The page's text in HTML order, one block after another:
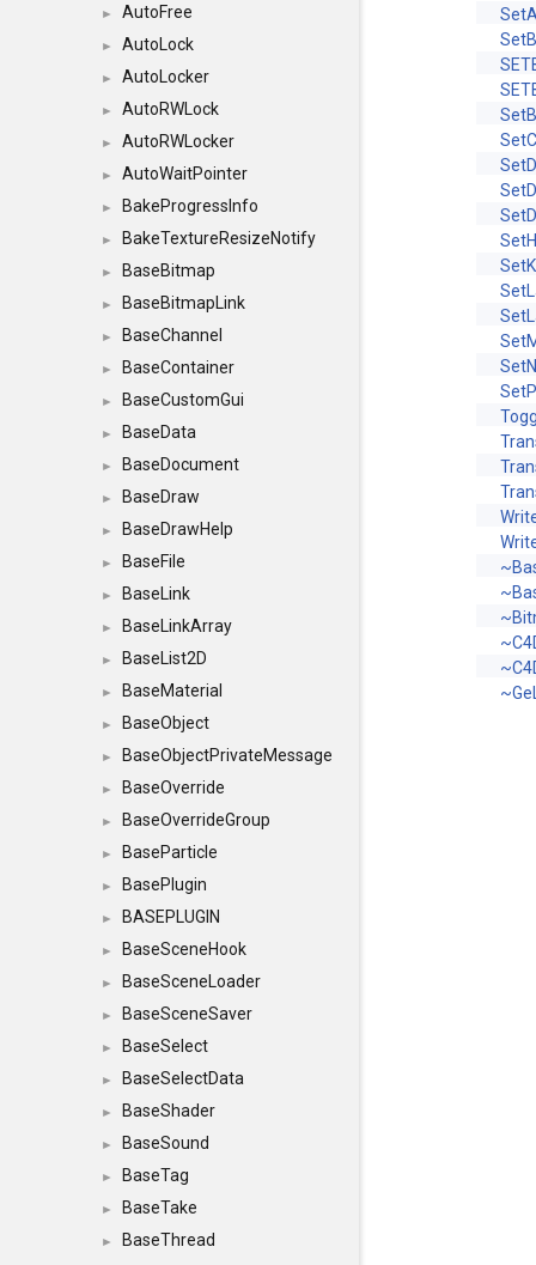
► AutoFree
► AutoLock
► AutoLocker
► AutoRWLock
► AutoRWLocker
► AutoWaitPointer
► BakeProgressInfo
► BakeTextureResizeNotify
► BaseBitmap
► BaseBitmapLink
► BaseChannel
► BaseContainer
► BaseCustomGui
► BaseData
► BaseDocument
► BaseDraw
► BaseDrawHelp
► BaseFile
► BaseLink
► BaseLinkArray
► BaseList2D
► BaseMaterial
► BaseObject
► BaseObjectPrivateMessage
► BaseOverride
► BaseOverrideGroup
► BaseParticle
► BasePlugin
► BASEPLUGIN
► BaseSceneHook
► BaseSceneLoader
► BaseSceneSaver
► BaseSelect
► BaseSelectData
► BaseShader
► BaseSound
► BaseTag
► BaseTake
►
BaseThread